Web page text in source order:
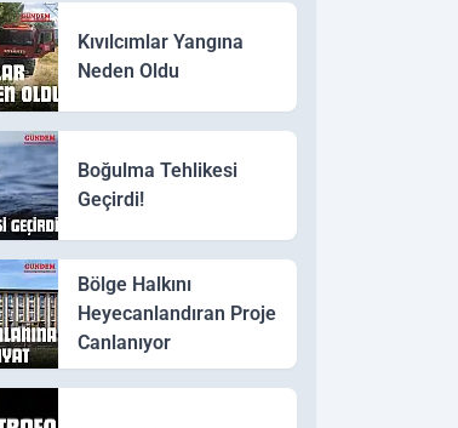
Kıvılcımlar Yangına
Neden Oldu
Boğulma Tehlikesi
Geçirdi!
Bölge Halkını
Heyecanlandıran Proje
Canlanıyor